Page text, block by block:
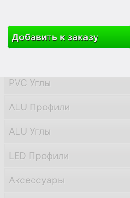
Товары Корзина
PVC Углы
ALU Профили
ALU Углы
LED Профили
Аксессуары
Добавить к заказу